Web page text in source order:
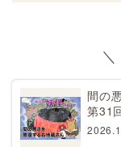
間の
第31